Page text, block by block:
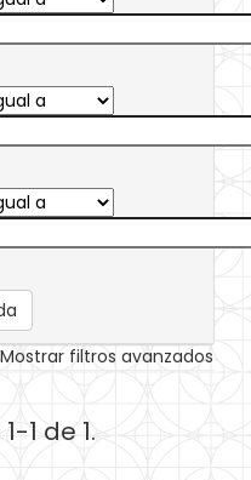
Mostrar filtros avanzados
1 de 1.